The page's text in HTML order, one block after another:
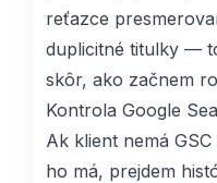
reťazce
duplicitné titulky —
skôr, ako začnem
Kontrola Google
Ak klient nemá
ho má, prejdem